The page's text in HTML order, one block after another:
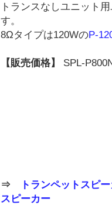
トランスなしユニット
す。
8Ωタイプは120WのP-
【販売価格】 SPL-
⇒
トランペットスピ
スピーカー